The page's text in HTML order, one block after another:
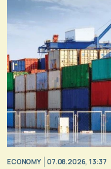
ECONOMY 07.08.2026, 13:37